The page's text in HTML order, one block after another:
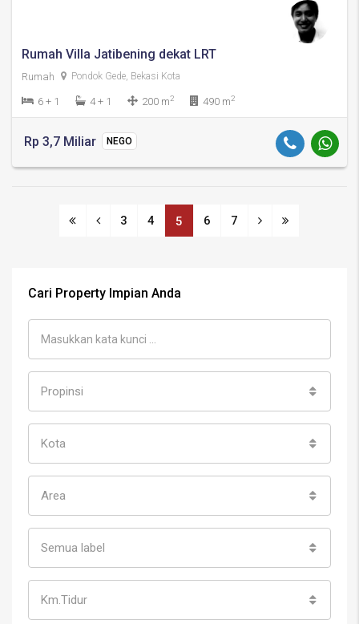
Rumah Villa Jatibening dekat LRT
Rumah Pondok Gede, Bekasi Kota
6 + 1 4 + 1 200 m2 490 m2
Rp 3,7 Miliar NEGO
3 4 5 6 7
Cari Property Impian Anda
Propinsi
Kota
Area
Semua label
Km.Tidur